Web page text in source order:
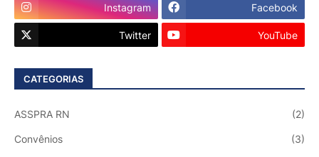
Instagram Facebook
Twitter YouTube
CATEGORIAS
ASSPRA RN (2)
Convênios (3)